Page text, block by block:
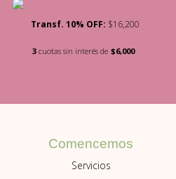
Transf. 10% OFF: $16,200
3cuotas sin interés de $6,000
Comencemos
Servicios